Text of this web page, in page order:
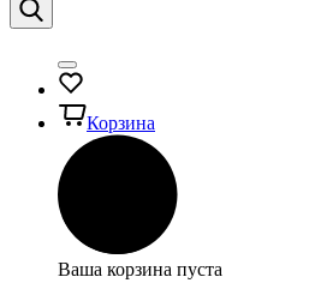
Корзина
Ваша корзина пуста